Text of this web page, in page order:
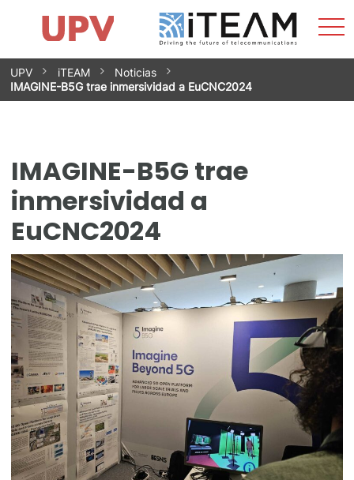
Saltar
contenido
Impacto
Grupos de investigación
Instalaciones
Spin-offs
Contacto
Prácticas
Noticias
Unidad de Igualdad
UPV iTEAM
Noticias
IMAGINE-B5G trae inmersividad a EuCNC2024
IMAGINE-B5G trae
inmersividad a
EuCNC2024